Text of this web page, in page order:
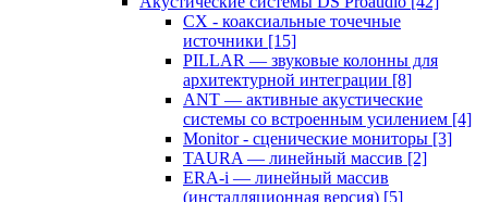
CX - коаксиальные точечные
источники [15]
PILLAR — звуковые колонны для
архитектурной интеграции [8]
ANT — активные акустические
системы со встроенным усилением [4]
Monitor - сценические мониторы [3]
TAURA — линейный массив [2]
ERA-i — линейный массив
(инсталляционная версия) [5]